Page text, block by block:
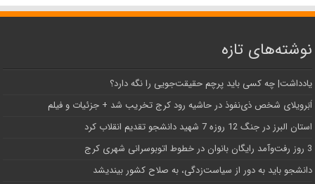
نوشته‌های تازه
یادداشت| ‌چه کسی باید پرچم حقیقت‌جویی را نگه دارد؟
اَبَر‌ویلای شخص ذی‌نفوذ در حاشیه‌ رود کرج تخریب شد + جزئیات و فیلم
استان البرز در جنگ 12 روزه 7 شهید دانشجو تقدیم انقلاب کرد
3 روز رفت‌وآمد رایگان بانوان در خطوط اتوبوسرانی شهری کرج
دانشجو باید به دور از سیاست‌زدگی، به صلاح کشور بیندیشد